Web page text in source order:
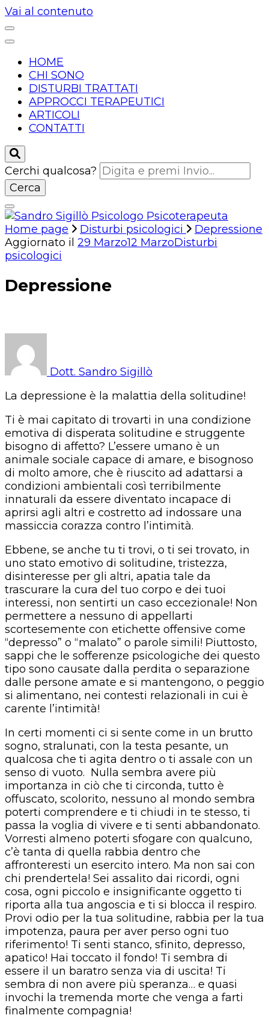
Vai al contenuto
HOME
CHI SONO
DISTURBI TRATTATI
APPROCCI TERAPEUTICI
ARTICOLI
CONTATTI
Cerchi qualcosa?
Dott. Sandro Sigillò – Psicologo
Psicoterapeuta a Pavona di Albano
Laziale
Home page Disturbi psicologici
Depressione
Aggiornato il 29 Marzo12 MarzoDisturbi
psicologici
Depressione
Dott. Sandro Sigillò
La depressione è la malattia della solitudine!
Ti è mai capitato di trovarti in una condizione
emotiva di disperata solitudine e struggente
bisogno di affetto? L’essere umano è un
animale sociale capace di amare, e bisognoso
di molto amore, che è riuscito ad adattarsi a
condizioni ambientali così terribilmente
innaturali da essere diventato incapace di
aprirsi agli altri e costretto ad indossare una
massiccia corazza contro l’intimità.
Ebbene, se anche tu ti trovi, o ti sei trovato, in
uno stato emotivo di solitudine, tristezza,
disinteresse per gli altri, apatia tale da
trascurare la cura del tuo corpo e dei tuoi
interessi, non sentirti un caso eccezionale! Non
permettere a nessuno di appellarti
scortesemente con etichette offensive come
“depresso” o “malato” o parole simili! Piuttosto,
sappi che le sofferenze psicologiche dei questo
tipo sono causate dalla perdita o separazione
dalle persone amate e si mantengono, o peggio
si alimentano, nei contesti relazionali in cui è
carente l’intimità!
In certi momenti ci si sente come in un brutto
sogno, stralunati, con la testa pesante, un
qualcosa che ti agita dentro o ti assale con un
senso di vuoto. Nulla sembra avere più
importanza in ciò che ti circonda, tutto è
offuscato, scolorito, nessuno al mondo sembra
poterti comprendere e ti chiudi in te stesso, ti
passa la voglia di vivere e ti senti abbandonato.
Vorresti almeno poterti sfogare con qualcuno,
c’è tanta di quella rabbia dentro che
affronteresti un esercito intero. Ma non sai con
chi prendertela! Sei assalito dai ricordi, ogni
cosa, ogni piccolo e insignificante oggetto ti
riporta alla tua angoscia e ti si blocca il respiro.
Provi odio per la tua solitudine, rabbia per la tua
impotenza, paura per aver perso ogni tuo
riferimento! Ti senti stanco, sfinito, depresso,
apatico! Hai toccato il fondo! Ti sembra di
essere il un baratro senza via di uscita! Ti
sembra di non avere più speranza… e quasi
invochi la tremenda morte che venga a farti
finalmente compagnia!